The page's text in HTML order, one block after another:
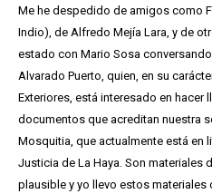
Me he despedido de amigos como
Indio), de Alfredo Mejía Lara, y de
estado con Mario Sosa
Alvarado Puerto, quien, en su
Exteriores, está interesado en
documentos que acreditan nuestra
Mosquitia, que actualmente está en
Justicia de La Haya. Son materiales
plausible y yo llevo estos